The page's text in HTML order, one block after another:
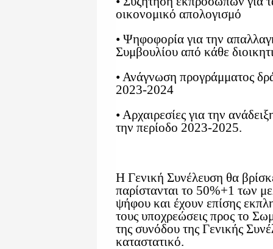
οικονομικό απολογισμό
• Ψηφοφορία για την
Συμβουλίου από κάθε
• Ανάγνωση προγράμματος
2023-2024
• Αρχαιρεσίες για την
την περίοδο 2023-2025.
Η Γενική Συνέλευση θα
παρίστανται το 50%+1 των
ψήφου και έχουν επίσης
τους υποχρεώσεις προς το
της συνόδου της Γενικής
καταστατικό.